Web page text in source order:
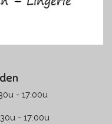
- 17:00u
- 17:00u